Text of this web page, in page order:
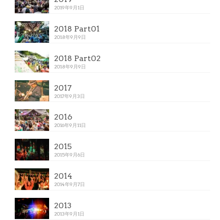
2019年9月1日
2018 Part01
2018年9月9日
2018 Part02
2018年9月9日
2017
2017年9月3日
2016
2016年9月11日
2015
2015年9月6日
2014
2014年9月7日
2013
2013年9月1日